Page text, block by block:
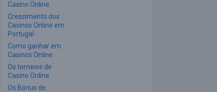
Casino Online
Crescimento dos
Casinos Online em
Portugal
Como ganhar em
Casinos Online
Os torneios de
Casino Online
Os Bónus de